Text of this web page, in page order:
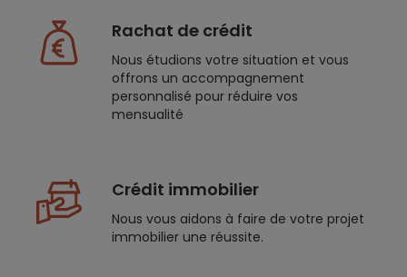
Rachat de crédit
Nous étudions votre situation et vous
offrons un accompagnement
personnalisé pour réduire vos
mensualité
Crédit immobilier
Nous vous aidons à faire de votre projet
immobilier une réussite.